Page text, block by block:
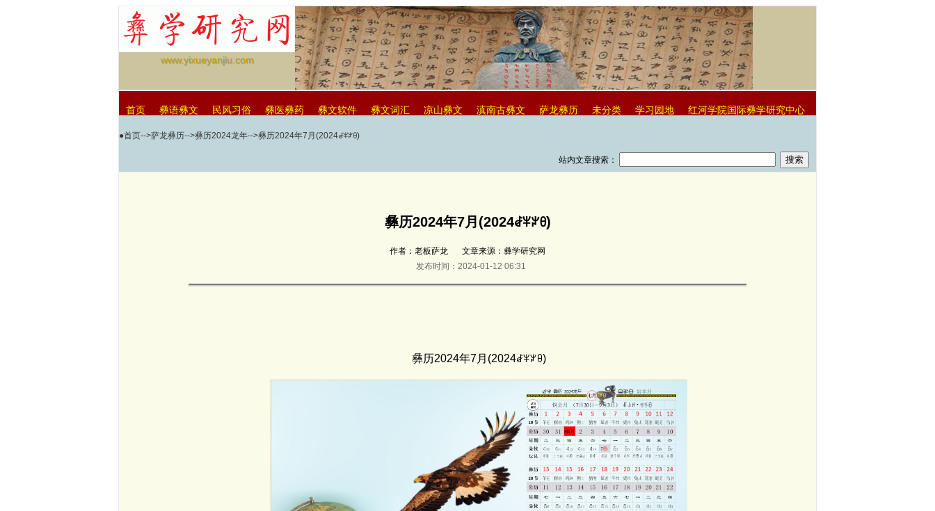
www.yixueyanjiu.com
首页 彝语彝文 民风习俗 彝医彝药 彝文软件 彝文词汇 凉山彝文 滇南古彝文 萨龙彝历 未分类 学习园地 红河学院国际彝学研究中心
●首页-->萨龙彝历-->彝历2024龙年-->彝历2024年7月(2024ꆀꈎꏃꆪ)
站内文章搜索：
彝历2024年7月(2024ꆀꈎꏃꆪ)
作者：老板萨龙
文章来源：彝学研究网
发布时间：2024-01-12 06:31
彝历2024年7月(2024ꆀꈎꏃꆪ)